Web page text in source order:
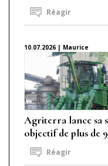
Réagir
10.07.2026 | Maurice
Agriterra lance sa
objectif de plus de
Réagir